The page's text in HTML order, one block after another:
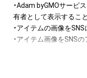
・Adam byGMOサービ
有者として表示するこ
・アイテムの画像を
・アイテム画像をSNS